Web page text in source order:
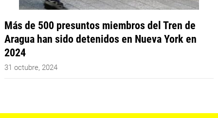
Más de 500 presuntos miembros del Tren de
Aragua han sido detenidos en Nueva York en
2024
31 octubre, 2024